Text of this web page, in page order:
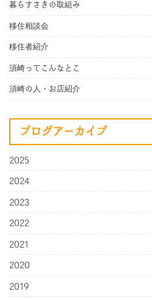
暮らすさきの取組み
移住相談会
移住者紹介
須崎ってこんなとこ
須崎の人・お店紹介
ブログアーカイブ
2025
2024
2023
2022
2021
2020
2019